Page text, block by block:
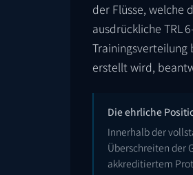
der Flüsse, welche
ausdrückliche TRL
Trainingsverteilung
erstellt wird,
Die ehrliche
Innerhalb der
Überschreiten der
akkreditiertem